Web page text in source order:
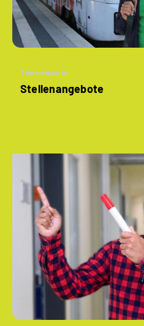
Themenseite
Stellenangebote